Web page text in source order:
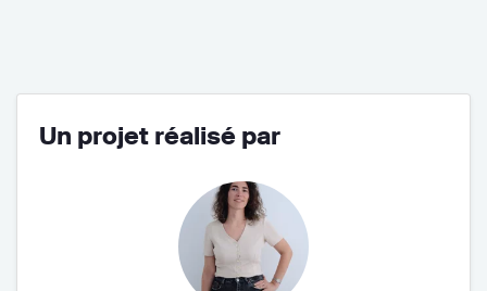
Un projet réalisé par